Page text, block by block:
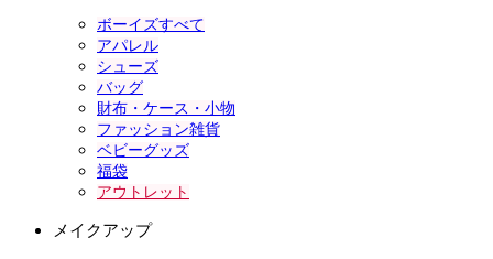
ボーイズすべて
アパレル
シューズ
バッグ
財布・ケース・小物
ファッション雑貨
ベビーグッズ
福袋
アウトレット
メイクアップ